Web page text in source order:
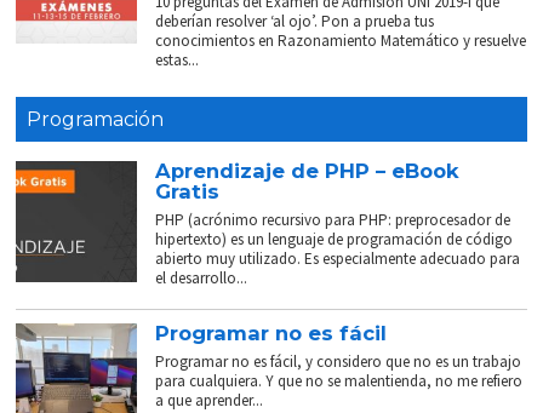
deberían resolver ‘al ojo’. Pon a prueba tus
conocimientos en Razonamiento Matemático y resuelve
estas...
Programación
Aprendizaje de PHP – eBook
Gratis
PHP (acrónimo recursivo para PHP: preprocesador de
hipertexto) es un lenguaje de programación de código
abierto muy utilizado. Es especialmente adecuado para
el desarrollo...
Programar no es fácil
Programar no es fácil, y considero que no es un trabajo
para cualquiera. Y que no se malentienda, no me refiero
a que aprender...